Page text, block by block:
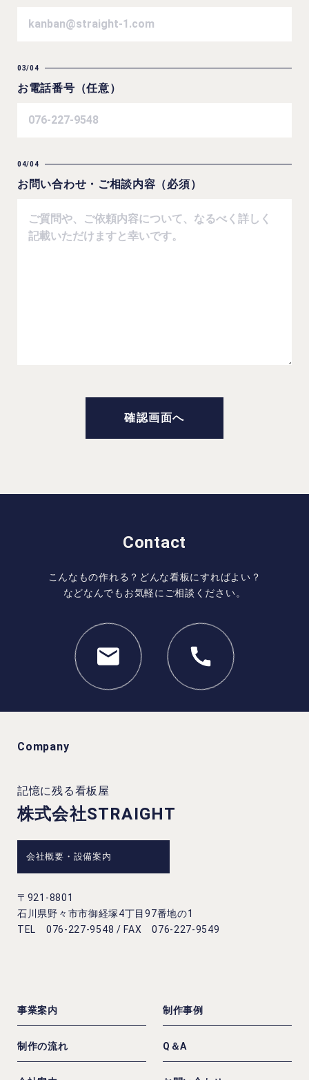
03/04
お電話番号（任意）
04/04
お問い合わせ・ご相談内容（必須）
Contact
こんなもの作れる？どんな看板にすればよい？
などなんでもお気軽にご相談ください。
Company
記憶に残る看板屋
株式会社STRAIGHT
会社概要・設備案内
〒921-8801
石川県野々市市御経塚4丁目97番地の1
TEL 076-227-9548 / FAX 076-227-9549
事業案内 制作事例
制作の流れ Q＆A